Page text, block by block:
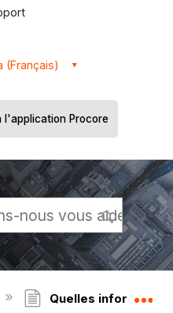
(Français)
l'application Procore
la hiérarchie
Quelles